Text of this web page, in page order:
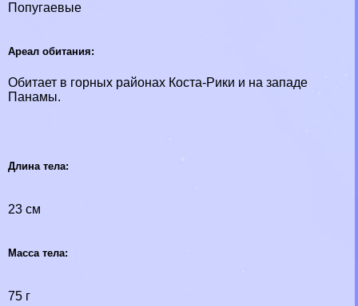
Попугаевые
Ареал обитания:
Обитает в горных районах Коста-Рики и на западе
Панамы.
Длина тела:
23 см
Масса тела:
75 г